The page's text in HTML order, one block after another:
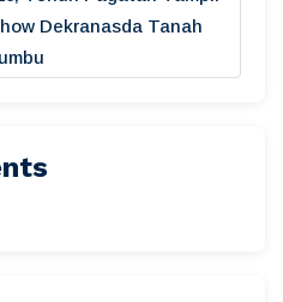
Dekranasda Tanah